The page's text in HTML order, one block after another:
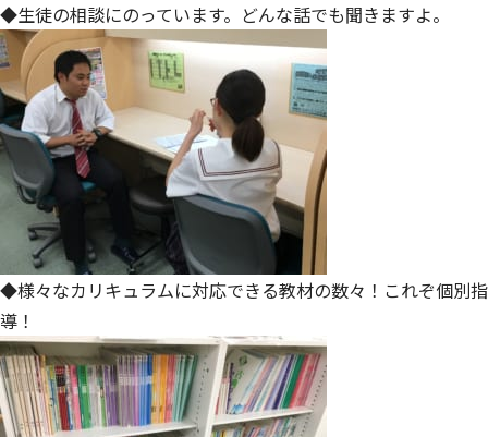
◆生徒の相談にのっています。どんな話でも聞きますよ。
◆様々なカリキュラムに対応できる教材の数々！これぞ個別指
導！